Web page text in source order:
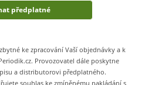
ke zpracování Vaší objednávky a k
Provozovatel dále poskytne
a distributorovi předplatného.
souhlas ke zmíněnému nakládání s